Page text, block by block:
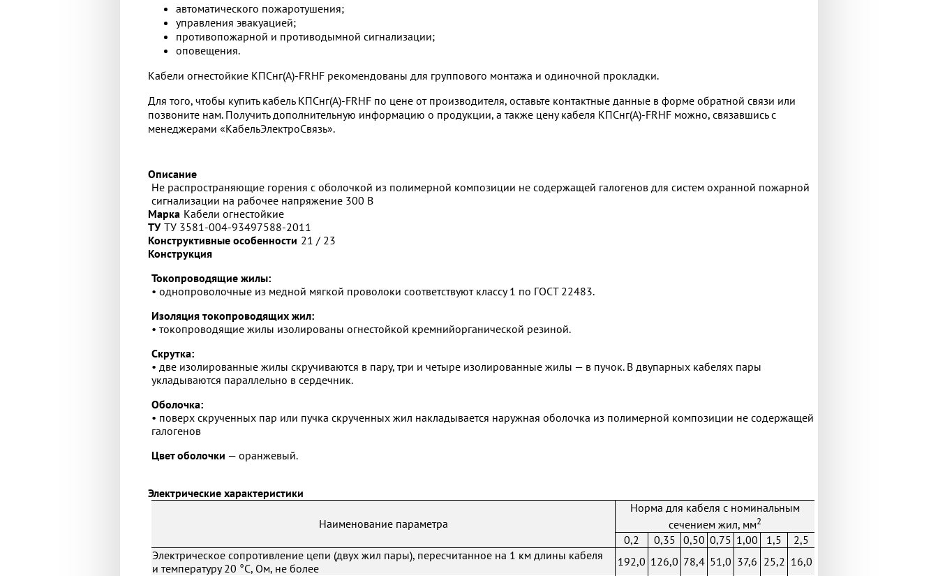
автоматического пожаротушения;
управления эвакуацией;
противопожарной и противодымной сигнализации;
оповещения.
Кабели огнестойкие КПСнг(А)-FRHF рекомендованы для группового монтажа и одиночной прокладки.
Для того, чтобы купить кабель КПСнг(А)-FRHF по цене от производителя, оставьте контактные данные в форме обратной связи или
позвоните нам. Получить дополнительную информацию о продукции, а также цену кабеля КПСнг(А)-FRHF можно, связавшись с
менеджерами «КабельЭлектроСвязь».
Описание
Не распространяющие горения с оболочкой из полимерной композиции не содержащей галогенов для систем охранной пожарной
сигнализации на рабочее напряжение 300 В
Марка Кабели огнестойкие
ТУ ТУ 3581-004-93497588-2011
Конструктивные особенности 21 / 23
Конструкция
Токопроводящие жилы:
• однопроволочные из медной мягкой проволоки соответствуют классу 1 по ГОСТ 22483.
Изоляция токопроводящих жил:
• токопроводящие жилы изолированы огнестойкой кремнийорганической резиной.
Скрутка:
• две изолированные жилы скручиваются в пару, три и четыре изолированные жилы — в пучок. В двупарных кабелях пары
укладываются параллельно в сердечник.
Оболочка:
• поверх скрученных пар или пучка скрученных жил накладывается наружная оболочка из полимерной композиции не содержащей
галогенов
Цвет оболочки — оранжевый.
Электрические характеристики
Наименование параметра
Норма для кабеля с номинальным
сечением жил, мм2
0,2 0,35 0,50 0,75 1,00 1,5
2,5
Электрическое сопротивление цепи (двух жил пары), пересчитанное на 1 км длины кабеля
и температуру 20 °С, Ом, не более
192,0 126,0 78,4 51,0 37,6 25,2 16,0